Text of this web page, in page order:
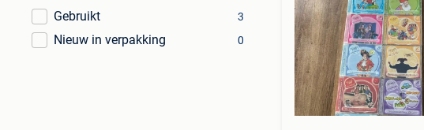
Gebruikt
3
Nieuw in verpakking 0